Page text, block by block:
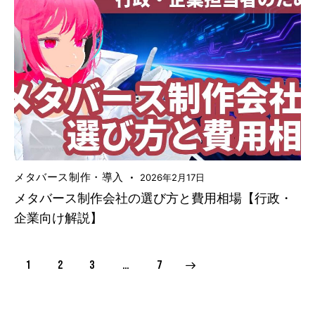
メタバース制作・導入 2026年2月17日
メタバース制作会社の選び方と費用相場【行政・
企業向け解説】
1 2 3 … 7